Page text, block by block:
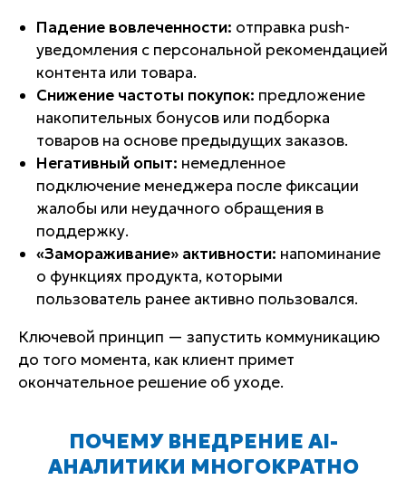
Падение вовлеченности: отправка push-
уведомления с персональной рекомендацией
контента или товара.
Снижение частоты покупок: предложение
накопительных бонусов или подборка
товаров на основе предыдущих заказов.
Негативный опыт: немедленное
подключение менеджера после фиксации
жалобы или неудачного обращения в
поддержку.
«Замораживание» активности: напоминание
о функциях продукта, которыми
пользователь ранее активно пользовался.
Ключевой принцип — запустить коммуникацию
до того момента, как клиент примет
окончательное решение об уходе.
ПОЧЕМУ ВНЕДРЕНИЕ AI-
АНАЛИТИКИ МНОГОКРАТНО